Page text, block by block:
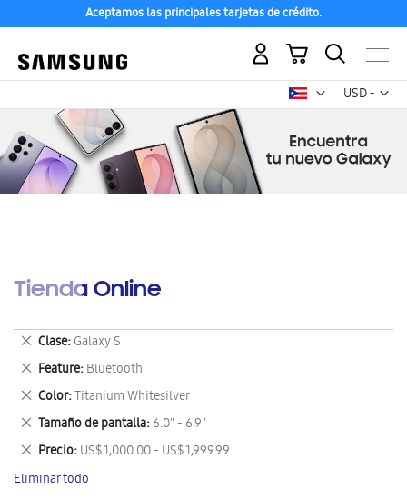
Aceptamos las principales tarjetas de crédito.
USD -
dólar
Mi carrito
Tienda Online
Clase Galaxy S
Eliminar
este
artículo
Feature Bluetooth
Eliminar
este
artículo
Color Titanium Whitesilver
Eliminar
este
artículo
Tamaño de pantalla 6.0" - 6.9"
Eliminar
este
artículo
Precio US$ 1,000.00 - US$ 1,999.99
Eliminar
este
artículo
Eliminar todo